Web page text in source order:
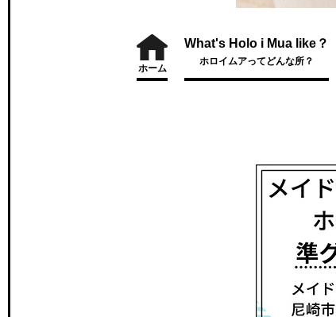
ホーム
What's Holo i Mua like？
ホロイムアってどんな所？